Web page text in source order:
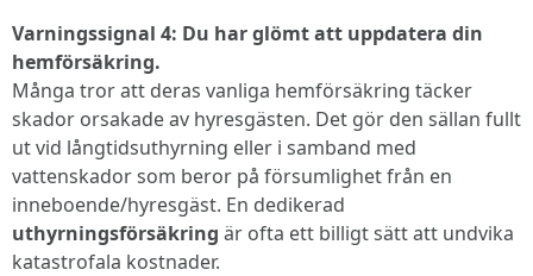
Varningssignal 4: Du har glömt att uppdatera din
hemförsäkring.
Många tror att deras vanliga hemförsäkring täcker
skador orsakade av hyresgästen. Det gör den sällan fullt
ut vid långtidsuthyrning eller i samband med
vattenskador som beror på försumlighet från en
inneboende/hyresgäst. En dedikerad
uthyrningsförsäkring är ofta ett billigt sätt att undvika
katastrofala kostnader.